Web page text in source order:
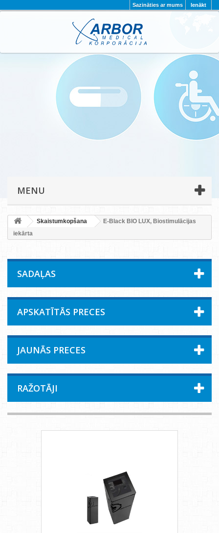
Ienākt
Sazināties ar mums
PAR MUMS PROJEKTI
KONTAKTI
PRIVĀTUMA POLITIKA
MENU
Skaistumkopšana
E-Black BIO LUX, Biostimulācijas
iekārta
SADAĻAS
APSKATĪTĀS PRECES
JAUNĀS PRECES
RAŽOTĀJI